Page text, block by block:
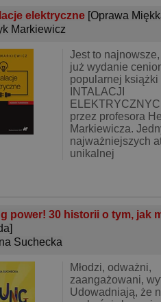
elektryczne [Oprawa
Markiewicz
Jest to
już wydanie
popularnej książki
INTALACJI
przez profesora
Markiewicza.
najważniejszych
unikalnej
power! 30 historii o tym, jak
Suchecka
Młodzi, odważni,
zaangażowani,
Udowadniają, że